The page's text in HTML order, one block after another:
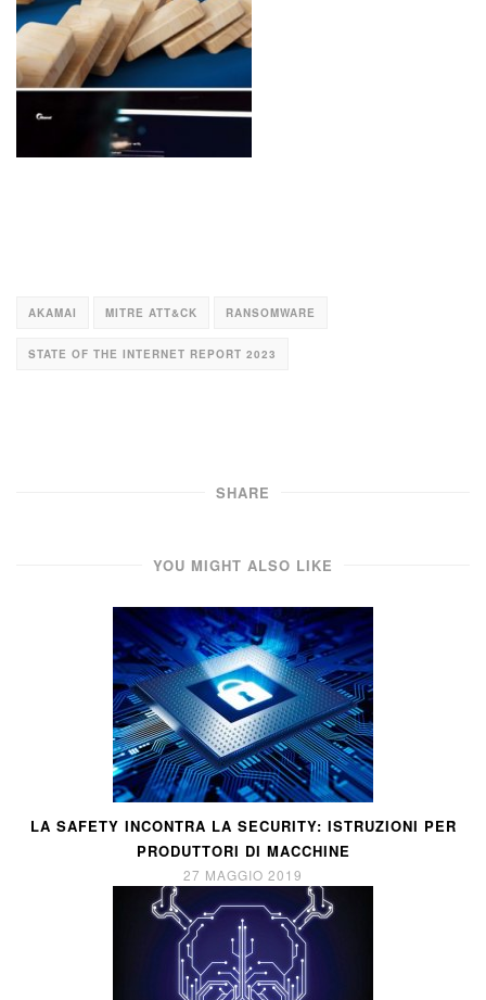
AKAMAI MITRE ATT&CK RANSOMWARE
STATE OF THE INTERNET REPORT 2023
SHARE
YOU MIGHT ALSO LIKE
LA SAFETY INCONTRA LA SECURITY: ISTRUZIONI PER
PRODUTTORI DI MACCHINE
27 MAGGIO 2019